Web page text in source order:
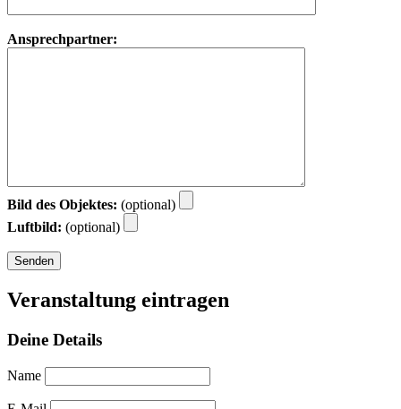
Ansprechpartner:
Bild des Objektes: (optional)
Luftbild: (optional)
Veranstaltung eintragen
Deine Details
Name